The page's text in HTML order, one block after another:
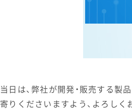
当日は、弊社が開発・販売する製
寄りくださいますよう、よろしく